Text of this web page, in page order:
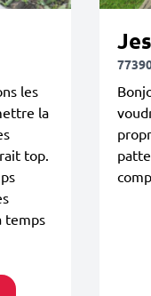
les
la
top.
temps